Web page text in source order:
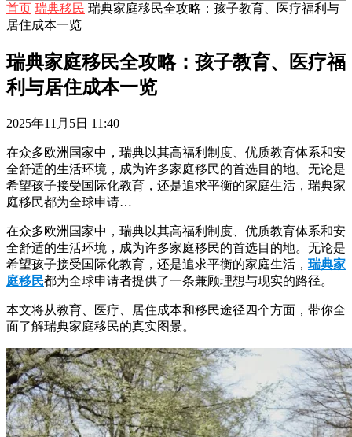
首页 瑞典移民 瑞典家庭移民全攻略：孩子教育、医疗福利与
居住成本一览
瑞典家庭移民全攻略：孩子教育、医疗福
利与居住成本一览
2025年11月5日 11:40
在众多欧洲国家中，瑞典以其高福利制度、优质教育体系和安
全舒适的生活环境，成为许多家庭移民的首选目的地。无论是
希望孩子接受国际化教育，还是追求平衡的家庭生活，瑞典家
庭移民都为全球申请…
在众多欧洲国家中，瑞典以其高福利制度、优质教育体系和安
全舒适的生活环境，成为许多家庭移民的首选目的地。无论是
希望孩子接受国际化教育，还是追求平衡的家庭生活， 瑞典家
庭移民都为全球申请者提供了一条兼顾理想与现实的路径。
本文将从教育、医疗、居住成本和移民途径四个方面，带你全
面了解瑞典家庭移民的真实图景。